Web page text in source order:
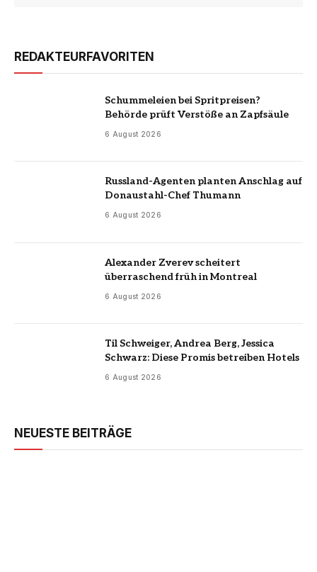
REDAKTEURFAVORITEN
Schummeleien bei Spritpreisen?
Behörde prüft Verstöße an Zapfsäule
6 August 2026
Russland-Agenten planten Anschlag auf
Donaustahl-Chef Thumann
6 August 2026
Alexander Zverev scheitert
überraschend früh in Montreal
6 August 2026
Til Schweiger, Andrea Berg, Jessica
Schwarz: Diese Promis betreiben Hotels
6 August 2026
NEUESTE BEITRÄGE